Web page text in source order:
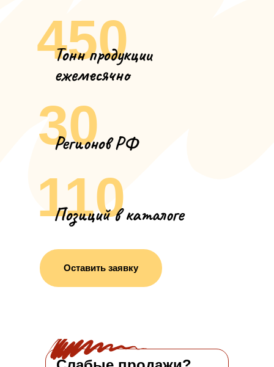
30
450
110
Регионов РФ
Тонн продукции
ежемесячно
Позиций в каталоге
Оставить заявку